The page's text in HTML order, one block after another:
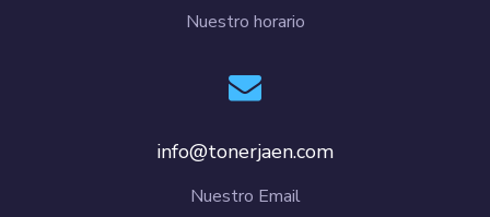
Nuestro horario
info@tonerjaen.com
Nuestro Email